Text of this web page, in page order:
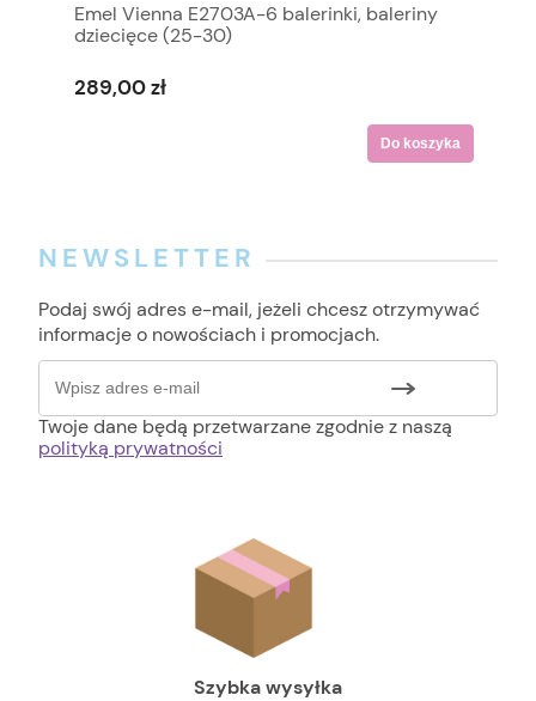
Emel Vienna E2703A-6 balerinki, baleriny
dziecięce (25-30)
289,00 zł
Do koszyka
NEWSLETTER
Podaj swój adres e-mail, jeżeli chcesz otrzymywać
informacje o nowościach i promocjach.
Twoje dane będą przetwarzane zgodnie z naszą
polityką prywatności
Szybka wysyłka